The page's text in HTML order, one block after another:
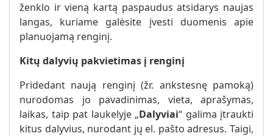
ženklo ir vieną kartą paspaudus atsidarys naujas
langas, kuriame galėsite įvesti duomenis apie
planuojamą renginį.
Kitų dalyvių pakvietimas į renginį
Pridedant naują renginį (žr. ankstesnę pamoką)
nurodomas jo pavadinimas, vieta, aprašymas,
laikas, taip pat laukelyje „Dalyviai“ galima įtraukti
kitus dalyvius, nurodant jų el. pašto adresus. Taigi,